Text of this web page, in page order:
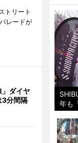
トリート
レードが
」ダイヤ
分間隔
年も